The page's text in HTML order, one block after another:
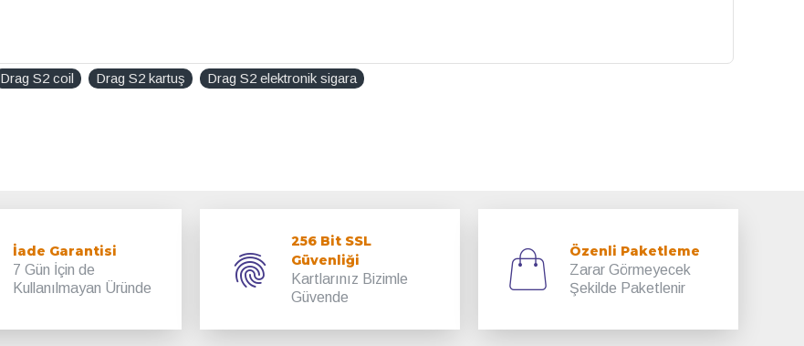
Drag S2 coil Drag S2 kartuş Drag S2 elektronik sigara
İade Garantisi
7 Gün İçin de
Kullanılmayan Üründe
256 Bit SSL
Güvenliği
Kartlarınız Bizimle
Güvende
Özenli Paketleme
Zarar Görmeyecek
Şekilde Paketlenir